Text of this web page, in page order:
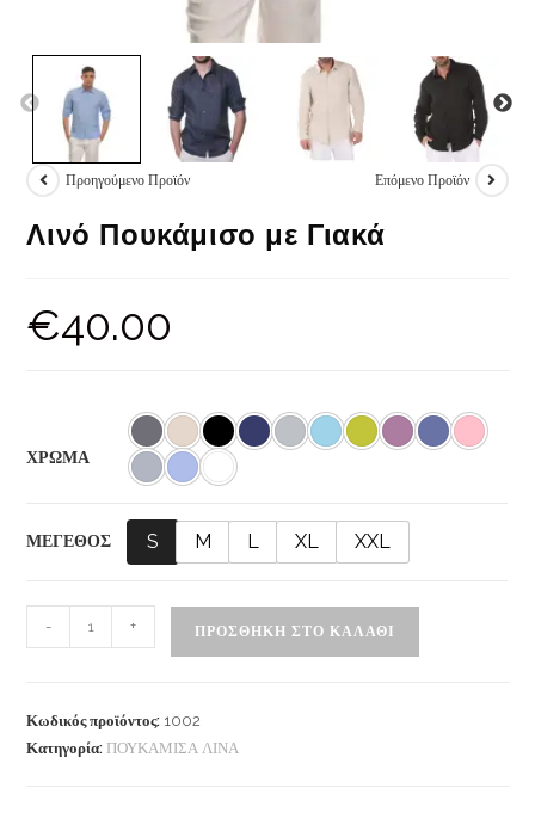
Προηγούμενο Προϊόν Επόμενο Προϊόν
Λινό Πουκάμισο με Γιακά
€40.00
ΧΡΩΜΑ
ΜΕΓΕΘΟΣ S M L XL XXL
- + ΠΡΟΣΘΉΚΗ ΣΤΟ ΚΑΛΆΘΙ
Κωδικός προϊόντος: 1002
Κατηγορία: ΠΟΥΚΑΜΙΣΑ ΛΙΝΑ